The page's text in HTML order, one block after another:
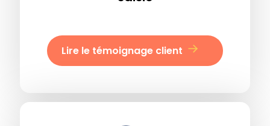
Lire le témoignage client